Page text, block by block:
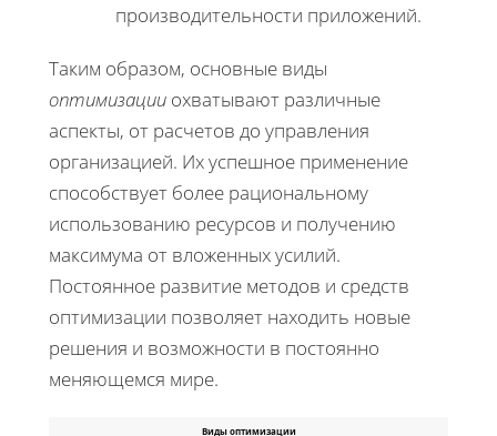
производительности приложений.
Таким образом, основные виды
оптимизации охватывают различные
аспекты, от расчетов до управления
организацией. Их успешное применение
способствует более рациональному
использованию ресурсов и получению
максимума от вложенных усилий.
Постоянное развитие методов и средств
оптимизации позволяет находить новые
решения и возможности в постоянно
меняющемся мире.
Виды оптимизации